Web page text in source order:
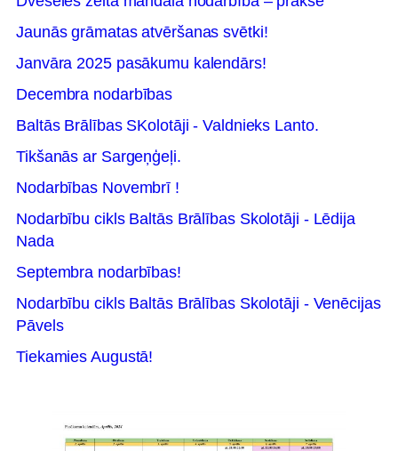
Jaunās grāmatas atvēršanas svētki!
Janvāra 2025 pasākumu kalendārs!
Decembra nodarbības
Baltās Brālības SKolotāji - Valdnieks Lanto.
Tikšanās ar Sargeņģeļi.
Nodarbības Novembrī !
Nodarbību cikls Baltās Brālības Skolotāji - Lēdija
Nada
Septembra nodarbības!
Nodarbību cikls Baltās Brālības Skolotāji - Venēcijas
Pāvels
Tiekamies Augustā!